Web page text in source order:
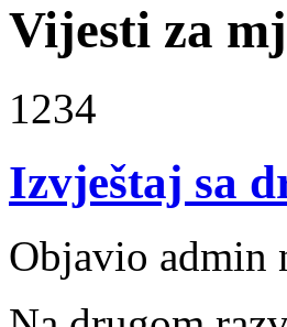
Vijesti za
1234
Izvještaj sa
Objavio admin